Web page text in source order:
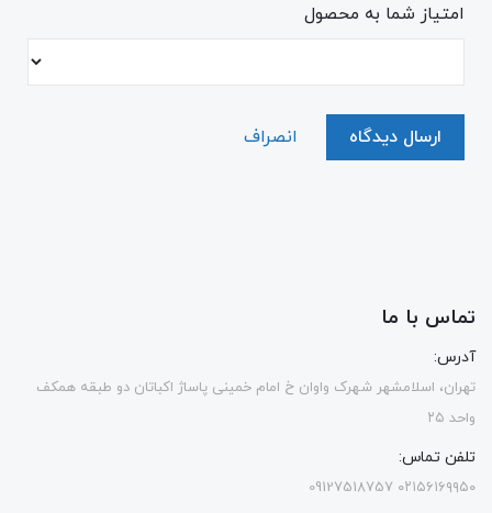
امتیاز شما به محصول
ارسال دیدگاه انصراف
تماس با ما
آدرس:
تهران، اسلامشهر شهرک واوان خ امام خمینی پاساژ اکباتان دو طبقه همکف
واحد ۲۵
تلفن تماس:
۰۲۱۵۶۱۶۹۹۵۰ 09127518757